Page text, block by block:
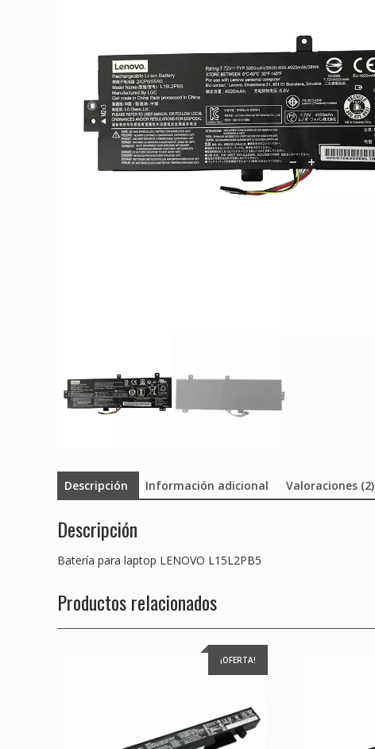
Descripción Información adicional Valoraciones (2)
Descripción
Batería para laptop LENOVO L15L2PB5
Productos relacionados
¡OFERTA!